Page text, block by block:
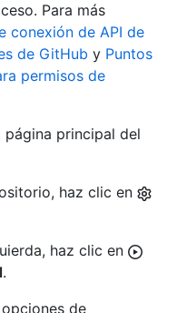
Para más
conexión de API de
de GitHub y Puntos
permisos de
página principal del
haz clic en
haz clic en
.
de